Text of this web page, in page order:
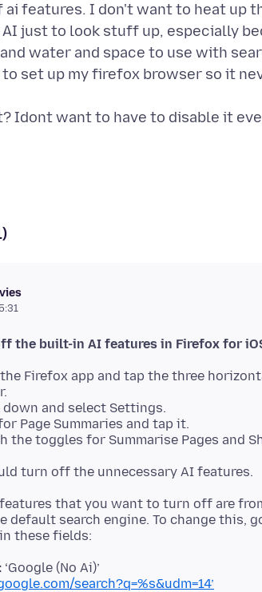
features. I don't want to heat up
just to look stuff up, especially
water and space to use with
set up my firefox browser so it
the built-in AI features in Firefox for
the Firefox app and tap the three
down and select Settings.
Page Summaries and tap it.
the toggles for Summarise Pages and
that you want to turn off are
default search engine. To change this,
‘Google (No Ai)’
search?q=%s&udm=14’